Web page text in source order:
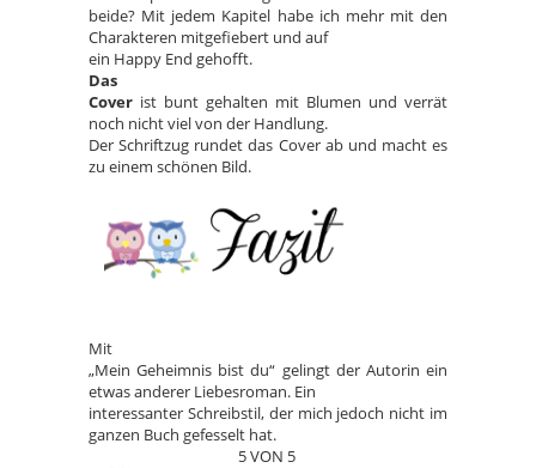
beide? Mit jedem Kapitel habe ich mehr mit den
Charakteren mitgefiebert und auf
ein Happy End gehofft.
Das
Cover ist bunt gehalten mit Blumen und verrät
noch nicht viel von der Handlung.
Der Schriftzug rundet das Cover ab und macht es
zu einem schönen Bild.
Mit
„Mein Geheimnis bist du“ gelingt der Autorin ein
etwas anderer Liebesroman. Ein
interessanter Schreibstil, der mich jedoch nicht im
ganzen Buch gefesselt hat.
5 VON 5